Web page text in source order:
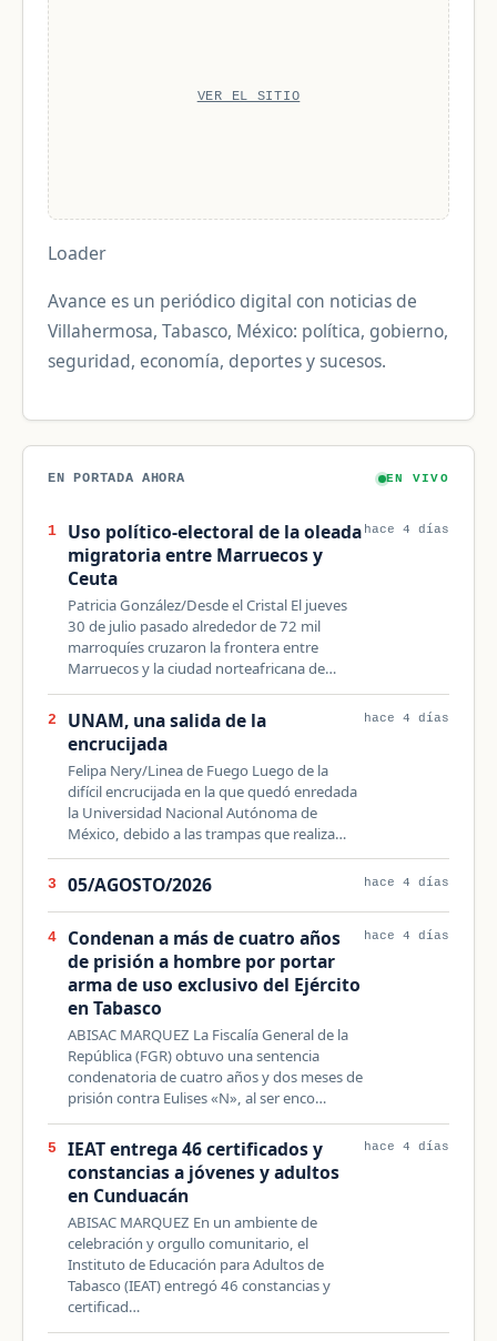
VER EL SITIO
Loader
Avance es un periódico digital con noticias de
Villahermosa, Tabasco, México: política, gobierno,
seguridad, economía, deportes y sucesos.
EN PORTADA AHORA EN VIVO
1
Uso político-electoral de la oleada
migratoria entre Marruecos y
Ceuta
Patricia González/Desde el Cristal El jueves
30 de julio pasado alrededor de 72 mil
marroquíes cruzaron la frontera entre
Marruecos y la ciudad norteafricana de…
hace 4 días
2
UNAM, una salida de la
encrucijada
Felipa Nery/Linea de Fuego Luego de la
difícil encrucijada en la que quedó enredada
la Universidad Nacional Autónoma de
México, debido a las trampas que realiza…
hace 4 días
3 05/AGOSTO/2026 hace 4 días
4
Condenan a más de cuatro años
de prisión a hombre por portar
arma de uso exclusivo del Ejército
en Tabasco
ABISAC MARQUEZ La Fiscalía General de la
República (FGR) obtuvo una sentencia
condenatoria de cuatro años y dos meses de
prisión contra Eulises «N», al ser enco…
hace 4 días
5
IEAT entrega 46 certificados y
constancias a jóvenes y adultos
en Cunduacán
ABISAC MARQUEZ En un ambiente de
celebración y orgullo comunitario, el
Instituto de Educación para Adultos de
Tabasco (IEAT) entregó 46 constancias y
certificad…
hace 4 días